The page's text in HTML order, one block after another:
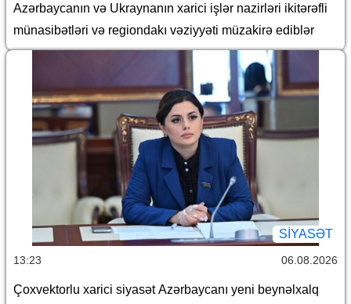
Azərbaycanın və Ukraynanın xarici işlər nazirləri ikitərəfli
münasibətləri və regiondakı vəziyyəti müzakirə ediblər
SİYASƏT
13:23 06.08.2026
Çoxvektorlu xarici siyasət Azərbaycanı yeni beynəlxalq